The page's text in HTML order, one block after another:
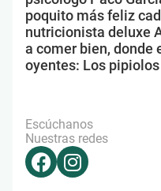
poquito más feliz
nutricionista deluxe
a comer bien, donde
oyentes: Los pipiolos
Escúchanos
Nuestras redes